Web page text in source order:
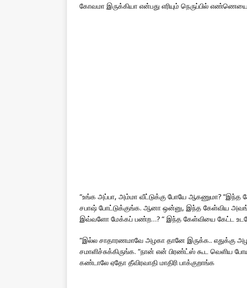
கோவமா இருக்கியா என்பது எரியும் நெருப்பில்
“உங்க அப்பா, அம்மா வீட்டுக்கு போயே ஆகணுமா? “இந்த
சபாஷ் போட்டுக்குங்க. ஆனா ஒன்னு, இந்த கேள்விய
இவ்வளோ மேக்கப் பண்ற…? “ இந்த கேள்வியை கேட்ட உடனே
“இல்ல சாதாரணமாவே அழகா தானே இருக்க.. எதுக்கு
சமாளிச்சுக்கிருங்க. “நான் என் பிரண்ட்ஸ் கூட வெளிய
கண்டாலே ஏதோ தீவிரவாதி மாதிரி பாக்குறாங்க